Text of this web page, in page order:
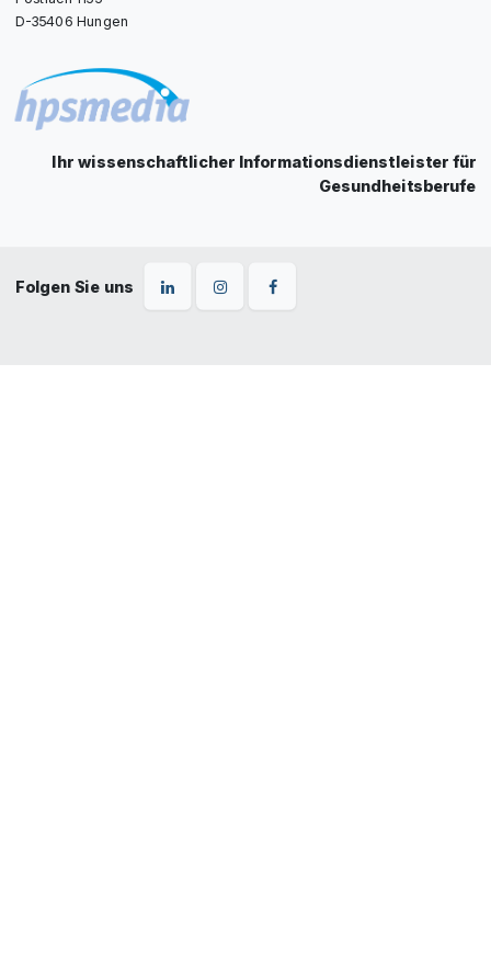
D-35406 Hungen
Ihr wissenschaftlicher Informationsdienstleister für
Gesundheitsberufe
Folgen Sie uns